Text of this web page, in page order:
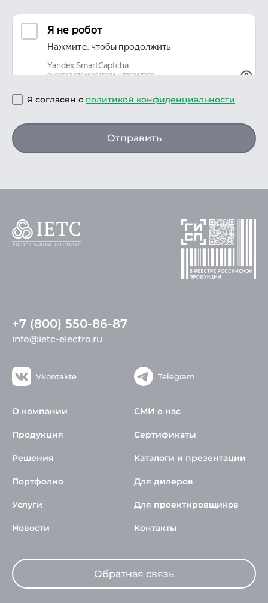
Я согласен с политикой конфиденциальности
Отправить
+7 (800) 550-86-87
info@ietc-electro.ru
Vkontakte Telegram
О компании
Продукция
Решения
Портфолио
Услуги
Новости
СМИ о нас
Сертификаты
Каталоги и презентации
Для дилеров
Для проектировщиков
Контакты
Обратная связь